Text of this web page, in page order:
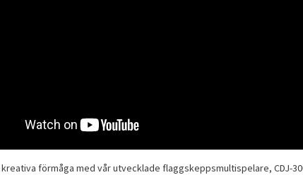
förmåga med vår utvecklade flaggskeppsmultispelare, CDJ-